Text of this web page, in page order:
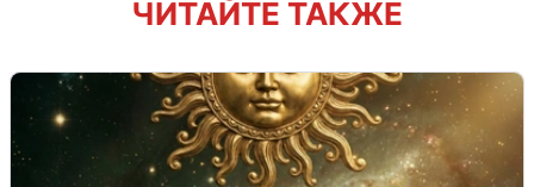
ЧИТАЙТЕ ТАКЖЕ